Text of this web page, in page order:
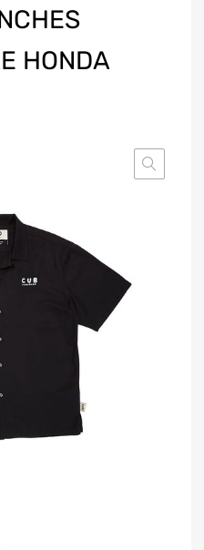
HONDA